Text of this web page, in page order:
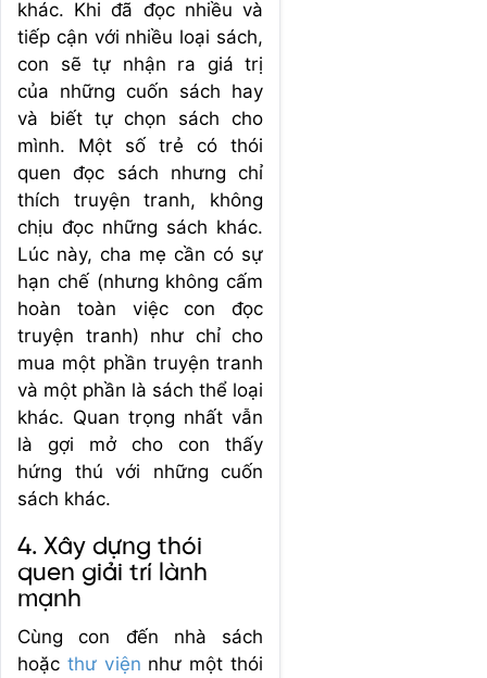
khác. Khi đã đọc nhiều và
tiếp cận với nhiều loại sách,
con sẽ tự nhận ra giá trị
của những cuốn sách hay
và biết tự chọn sách cho
mình. Một số trẻ có thói
quen đọc sách nhưng chỉ
thích truyện tranh, không
chịu đọc những sách khác.
Lúc này, cha mẹ cần có sự
hạn chế (nhưng không cấm
hoàn toàn việc con đọc
truyện tranh) như chỉ cho
mua một phần truyện tranh
và một phần là sách thể loại
khác. Quan trọng nhất vẫn
là gợi mở cho con thấy
hứng thú với những cuốn
sách khác.
4. Xây dựng thói
quen giải trí lành
mạnh
Cùng con đến nhà sách
hoặc thư viện như một thói